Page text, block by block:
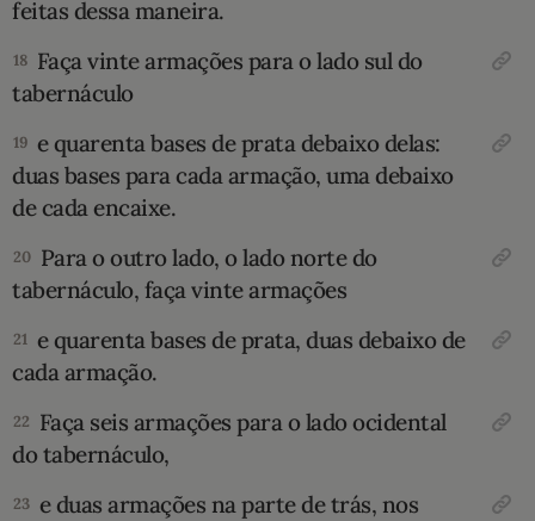
feitas dessa ma­neira.
18 Faça vinte armações para o lado sul do
tabernáculo
19 e quarenta bases de prata debaixo delas:
duas bases para cada armação, uma deba­ixo
de cada encaixe.
20 Para o outro lado, o lado norte do
tabernáculo, faça vinte armações
21 e quarenta bases de prata, duas debaixo de
cada armação.
22 Faça seis armações para o lado oci­dental
do tabernáculo,
23 e duas armações na parte de trás, nos